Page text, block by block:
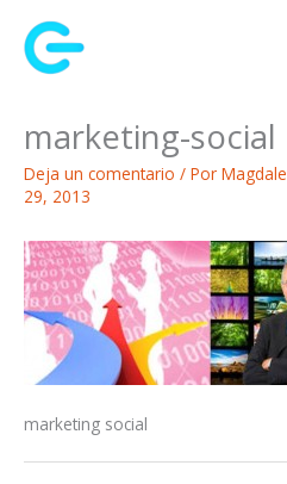
contenido
marketing-social
Deja un comentario / Por
29, 2013
marketing social